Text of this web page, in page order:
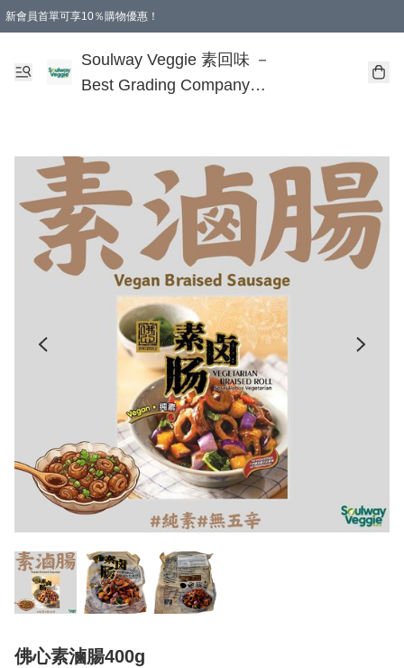
新會員首單可享10％購物優惠！
本地購滿$499即享免運費 - 全程選用順豐溫控速遞服務
購物滿 HKD 250.00 即減 HKD 30.00 運費！（適用於 特定的送貨方式 )
Soulway Veggie 素回味 －
Best Grading Company
佛心素滷腸400g